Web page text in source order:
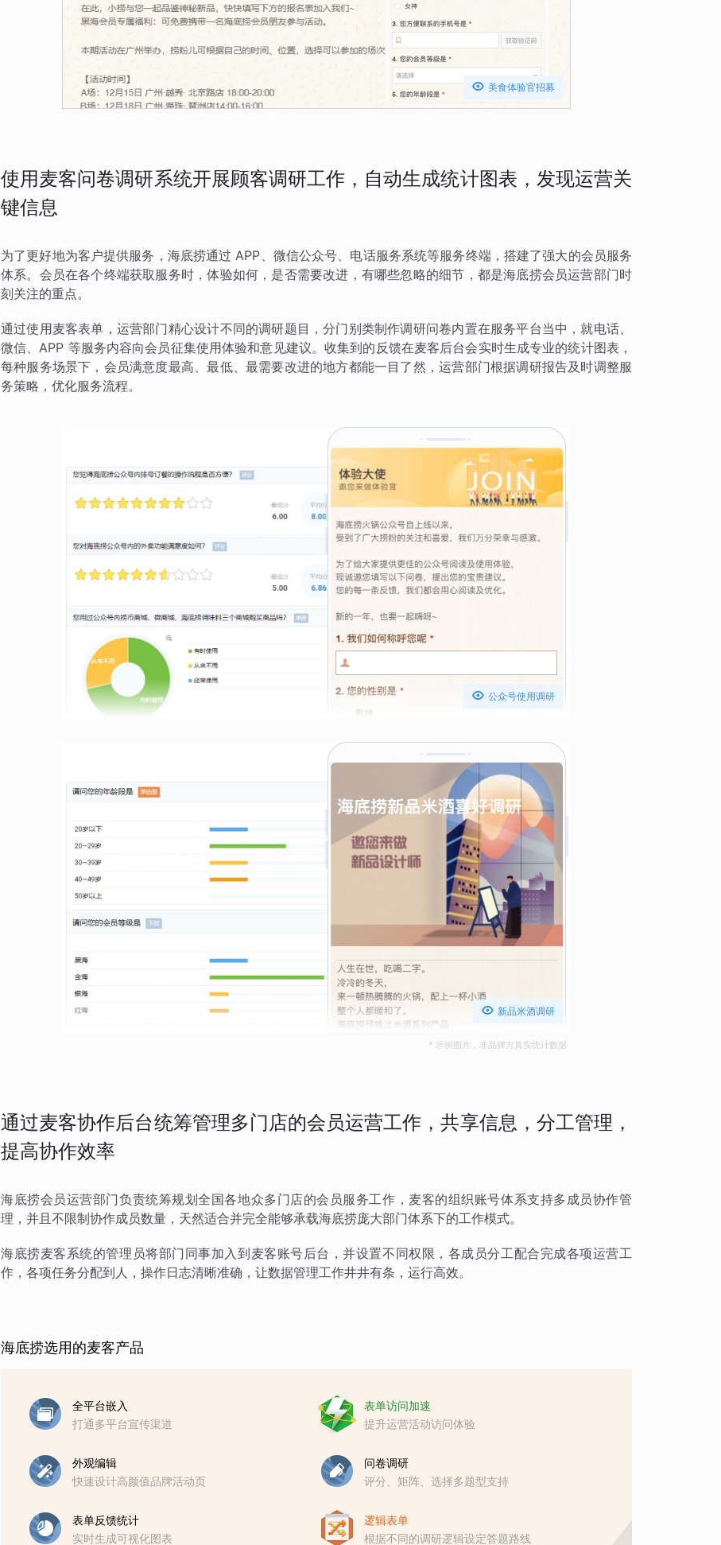
 美食体验官招募
使用麦客问卷调研系统开展顾客调研工作，自动生成统计图表，发现运营关
键信息
为了更好地为客户提供服务，海底捞通过 APP、微信公众号、电话服务系统等服务终端，搭建了强大的会员服务
体系。会员在各个终端获取服务时，体验如何，是否需要改进，有哪些忽略的细节，都是海底捞会员运营部门时
刻关注的重点。
通过使用麦客表单，运营部门精心设计不同的调研题目，分门别类制作调研问卷内置在服务平台当中，就电话、
微信、APP 等服务内容向会员征集使用体验和意见建议。收集到的反馈在麦客后台会实时生成专业的统计图表，
每种服务场景下，会员满意度最高、最低、最需要改进的地方都能一目了然，运营部门根据调研报告及时调整服
务策略，优化服务流程。
 公众号使用调研
 新品米酒调研
* 示例图片，非品牌方真实统计数据
通过麦客协作后台统筹管理多门店的会员运营工作，共享信息，分工管理，
提高协作效率
海底捞会员运营部门负责统筹规划全国各地众多门店的会员服务工作，麦客的组织账号体系支持多成员协作管
理，并且不限制协作成员数量，天然适合并完全能够承载海底捞庞大部门体系下的工作模式。
海底捞麦客系统的管理员将部门同事加入到麦客账号后台，并设置不同权限，各成员分工配合完成各项运营工
作，各项任务分配到人，操作日志清晰准确，让数据管理工作井井有条，运行高效。
海底捞选用的麦客产品
全平台嵌入
打通多平台宣传渠道
表单访问加速
提升运营活动访问体验
外观编辑
快速设计高颜值品牌活动页
问卷调研
评分、矩阵、选择多题型支持
表单反馈统计
实时生成可视化图表
逻辑表单
根据不同的调研逻辑设定答题路线